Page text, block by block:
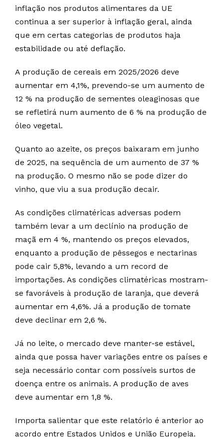
inflação nos produtos alimentares da UE
continua a ser superior à inflação geral, ainda
que em certas categorias de produtos haja
estabilidade ou até deflação.
A produção de cereais em 2025/2026 deve
aumentar em 4,1%, prevendo-se um aumento de
12 % na produção de sementes oleaginosas que
se refletirá num aumento de 6 % na produção de
óleo vegetal.
Quanto ao azeite, os preços baixaram em junho
de 2025, na sequência de um aumento de 37 %
na produção. O mesmo não se pode dizer do
vinho, que viu a sua produção decair.
As condições climatéricas adversas podem
também levar a um declínio na produção de
maçã em 4 %, mantendo os preços elevados,
enquanto a produção de pêssegos e nectarinas
pode cair 5,8%, levando a um record de
importações. As condições climatéricas mostram-
se favoráveis à produção de laranja, que deverá
aumentar em 4,6%. Já a produção de tomate
deve declinar em 2,6 %.
Já no leite, o mercado deve manter-se estável,
ainda que possa haver variações entre os países e
seja necessário contar com possíveis surtos de
doença entre os animais. A produção de aves
deve aumentar em 1,8 %.
Importa salientar que este relatório é anterior ao
acordo entre Estados Unidos e União Europeia.